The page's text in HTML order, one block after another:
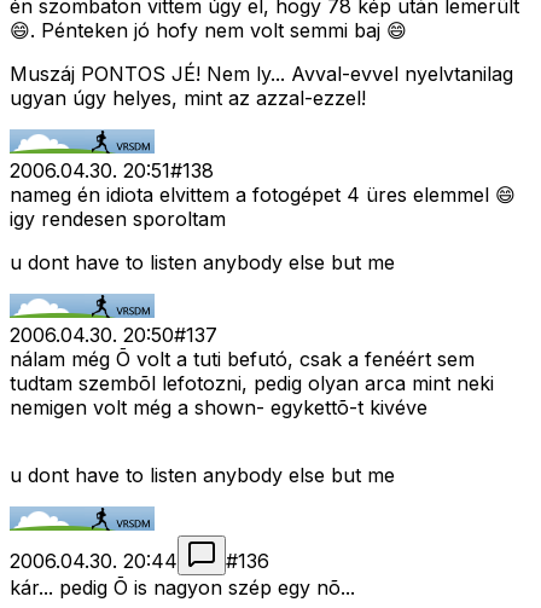
én szombaton vittem úgy el, hogy 78 kép után lemerült
😄. Pénteken jó hofy nem volt semmi baj 😄
Muszáj PONTOS JÉ! Nem ly... Avval-evvel nyelvtanilag
ugyan úgy helyes, mint az azzal-ezzel!
2006.04.30. 20:51#138
nameg én idiota elvittem a fotogépet 4 üres elemmel 😄
igy rendesen sporoltam
u dont have to listen anybody else but me
2006.04.30. 20:50#137
nálam még Õ volt a tuti befutó, csak a fenéért sem
tudtam szembõl lefotozni, pedig olyan arca mint neki
nemigen volt még a shown- egykettõ-t kivéve
u dont have to listen anybody else but me
2006.04.30. 20:44 #136
kár... pedig Õ is nagyon szép egy nõ...